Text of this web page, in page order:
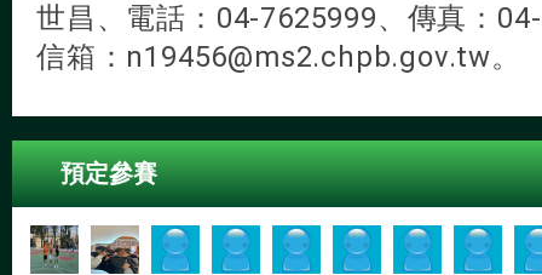
世昌、 電話：04-7625999、傳真：
信箱：n19456@ms2.chpb.gov.tw。
預定參賽